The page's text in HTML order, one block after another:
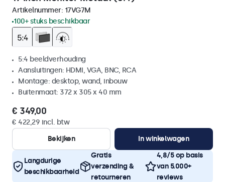
Artikelnummer: 17VG7M
100+ stuks beschikbaar
5:4 beeldverhouding
Aansluitingen: HDMI, VGA, BNC, RCA
Montage: desktop, wand, inbouw
Buitenmaat: 372 x 305 x 40 mm
€ 349,00
€ 422,29 incl. btw
Bekijken
In winkelwagen
Langdurige
beschikbaarheid
Gratis
verzending &
retourneren
4,8/5 op basis
van 5.000+
reviews